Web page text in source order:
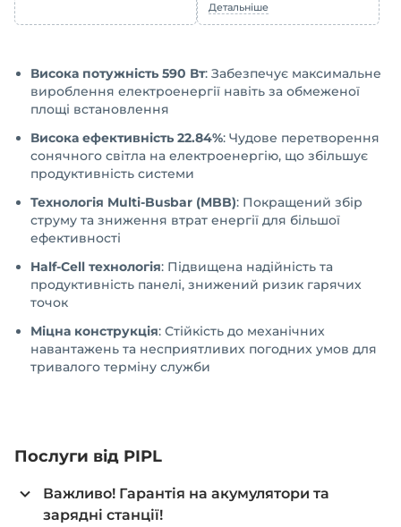
Детальніше
Висока потужність 590 Вт: Забезпечує максимальне
вироблення електроенергії навіть за обмеженої
площі встановлення
Висока ефективність 22.84%: Чудове перетворення
сонячного світла на електроенергію, що збільшує
продуктивність системи
Технологія Multi-Busbar (MBB): Покращений збір
струму та зниження втрат енергії для більшої
ефективності
Half-Cell технологія: Підвищена надійність та
продуктивність панелі, знижений ризик гарячих
точок
Міцна конструкція: Стійкість до механічних
навантажень та несприятливих погодних умов для
тривалого терміну служби
Послуги від PIPL
Важливо! Гарантія на акумулятори та
зарядні станції!